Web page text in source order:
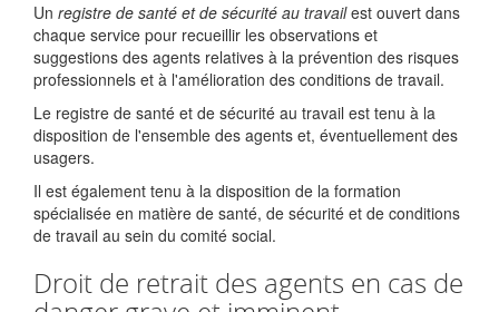
Un registre de santé et de sécurité au travail est ouvert dans
chaque service pour recueillir les observations et
suggestions des agents relatives à la prévention des risques
professionnels et à l'amélioration des conditions de travail.
Le registre de santé et de sécurité au travail est tenu à la
disposition de l'ensemble des agents et, éventuellement des
usagers.
Il est également tenu à la disposition de la formation
spécialisée en matière de santé, de sécurité et de conditions
de travail au sein du comité social.
Droit de retrait des agents en cas de